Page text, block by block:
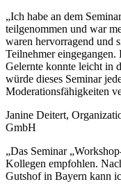
„Ich habe an dem
teilgenommen und war
waren hervorragend und
Teilnehmer
Gelernte konnte leicht in
würde dieses Seminar
Moderationsfähigkeiten
Janine Deitert,
GmbH
„Das Seminar
Kollegen empfohlen.
Gutshof in Bayern kann